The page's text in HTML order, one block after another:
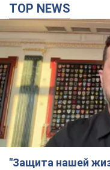
TOP NEWS
"Защита нашей